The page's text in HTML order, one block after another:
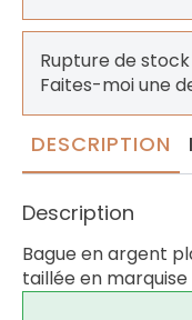
Rupture de stock
Faites-moi une
DESCRIPTION
Description
Bague en argent
taillée en marquise